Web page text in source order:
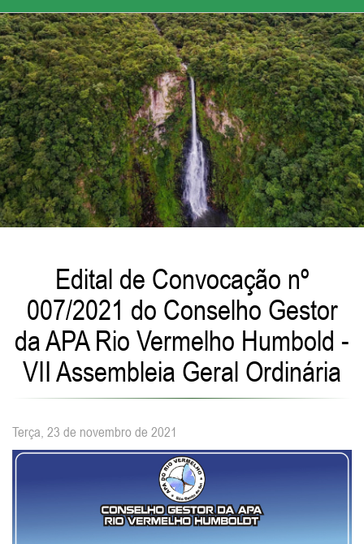
Edital de Convocação nº
007/2021 do Conselho Gestor
da APA Rio Vermelho Humbold -
VII Assembleia Geral Ordinária
Terça, 23 de novembro de 2021